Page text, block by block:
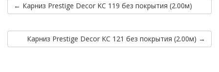
← Карниз Prestige Decor KC 119 без покрытия (2.00м)
Карниз Prestige Decor KC 121 без покрытия (2.00м) →